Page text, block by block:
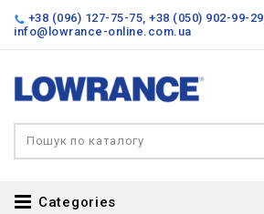
+38 (096) 127-75-75, +38 (050) 902-99-29
info@lowrance-online.com.ua
Categories